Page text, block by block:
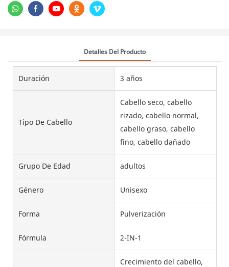
Detalles Del Producto
Duración 3 años
Tipo De Cabello
Cabello seco, cabello
rizado, cabello normal,
cabello graso, cabello
fino, cabello dañado
Grupo De Edad adultos
Género Unisexo
Forma Pulverización
Fórmula 2-IN-1
Crecimiento del cabello,